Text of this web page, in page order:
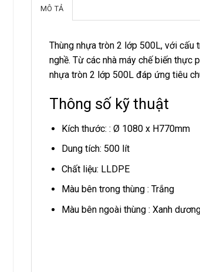
MÔ TẢ
Thùng nhựa tròn 2 lớp 500L, với
nghề. Từ các nhà máy chế biến thực
nhựa tròn 2 lớp 500L đáp ứng tiêu
Thông số kỹ thuật
Kích thước: : Ø 1080 x H770mm
Dung tích: 500 lít
Chất liệu: LLDPE
Màu bên trong thùng : Trắng
Màu bên ngoài thùng : Xanh